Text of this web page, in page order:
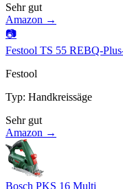
Sehr gut
Amazon →
📷
Festool TS 55 REBQ-
Festool
Typ: Handkreissäge
Sehr gut
Amazon →
Bosch PKS 16 Multi